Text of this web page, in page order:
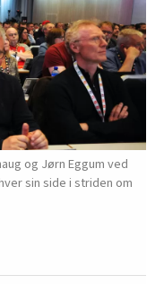
og Jørn Eggum ved
sin side i striden om